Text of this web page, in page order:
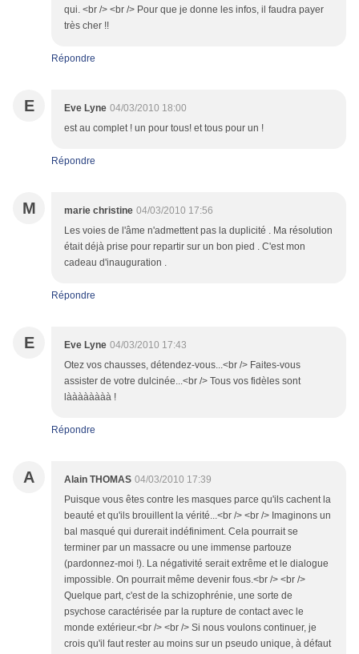
qui. <br /> <br /> Pour que je donne les infos, il faudra payer
très cher !!
Répondre
E Eve Lyne 04/03/2010 18:00
est au complet ! un pour tous! et tous pour un !
Répondre
M marie christine 04/03/2010 17:56
Les voies de l'âme n'admettent pas la duplicité . Ma résolution
était déjà prise pour repartir sur un bon pied . C'est mon
cadeau d'inauguration .
Répondre
E Eve Lyne 04/03/2010 17:43
Otez vos chausses, détendez-vous...<br /> Faites-vous
assister de votre dulcinée...<br /> Tous vos fidèles sont
làààààààà !
Répondre
A Alain THOMAS 04/03/2010 17:39
Puisque vous êtes contre les masques parce qu'ils cachent la
beauté et qu'ils brouillent la vérité...<br /> <br /> Imaginons un
bal masqué qui durerait indéfiniment. Cela pourrait se
terminer par un massacre ou une immense partouze
(pardonnez-moi !). La négativité serait extrême et le dialogue
impossible. On pourrait même devenir fous.<br /> <br />
Quelque part, c'est de la schizophrénie, une sorte de
psychose caractérisée par la rupture de contact avec le
monde extérieur.<br /> <br /> Si nous voulons continuer, je
crois qu'il faut rester au moins sur un pseudo unique, à défaut